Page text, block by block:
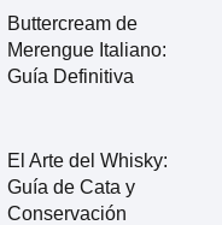
Buttercream de
Merengue Italiano:
Guía Definitiva
El Arte del Whisky:
Guía de Cata y
Conservación